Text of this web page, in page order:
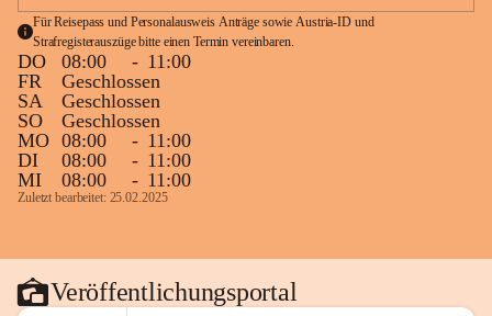
Für Reisepass und Personalausweis Anträge sowie Austria-ID und
Strafregisterauszüge bitte einen Termin vereinbaren.
DO 08:00 - 11:00
FR
Geschlossen
SA
Geschlossen
SO
Geschlossen
MO 08:00 - 11:00
DI
08:00 - 11:00
MI
08:00 - 11:00
Zuletzt bearbeitet: 25.02.2025
Veröffentlichungsportal